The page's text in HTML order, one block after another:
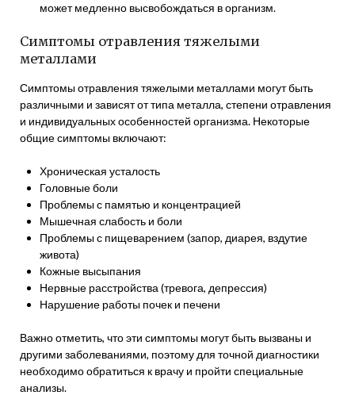
может медленно высвобождаться в организм.
Симптомы отравления тяжелыми
металлами
Симптомы отравления тяжелыми металлами могут быть
различными и зависят от типа металла, степени отравления
и индивидуальных особенностей организма. Некоторые
общие симптомы включают:
Хроническая усталость
Головные боли
Проблемы с памятью и концентрацией
Мышечная слабость и боли
Проблемы с пищеварением (запор, диарея, вздутие
живота)
Кожные высыпания
Нервные расстройства (тревога, депрессия)
Нарушение работы почек и печени
Важно отметить, что эти симптомы могут быть вызваны и
другими заболеваниями, поэтому для точной диагностики
необходимо обратиться к врачу и пройти специальные
анализы.